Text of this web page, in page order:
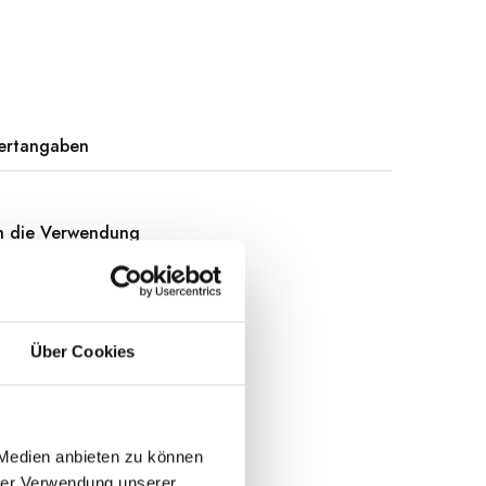
Über Cookies
anbieten zu können
die Verwendung
diese Kapern
Fleischgerichten
einzigartige und
Dank dieser